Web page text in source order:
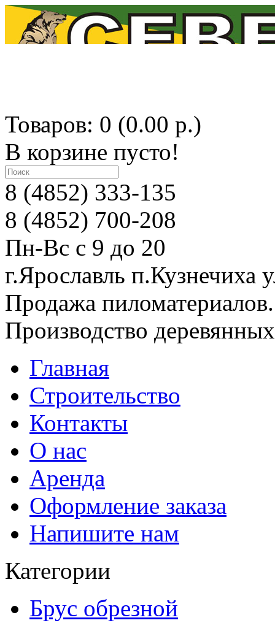
Товаров: 0 (0.00 р.)
В корзине пусто!
8 (4852) 333-135
8 (4852) 700-208
Пн-Вс с 9 до 20
г.Ярославль
Продажа пиломатериалов.
Производство
Главная
Строительство
Контакты
О нас
Аренда
Оформление заказа
Напишите нам
Категории
Брус обрезной